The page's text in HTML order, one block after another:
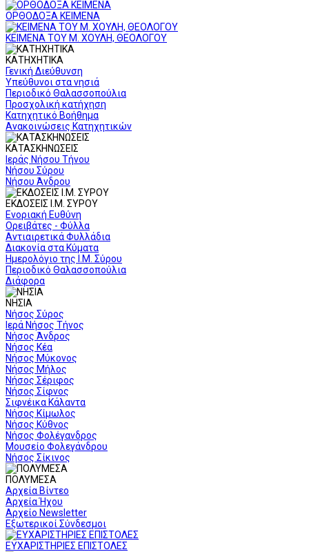
ΟΡΘΟΔΟΞΑ ΚΕΙΜΕΝΑ
ΚΕΙΜΕΝΑ ΤΟΥ Μ. ΧΟΥΛΗ, ΘΕΟΛΟΓΟΥ
ΚΑΤΗΧΗΤΙΚΑ
Γενική Διεύθυνση
Υπεύθυνοι στα νησιά
Περιοδικό Θαλασσοπούλια
Προσχολική κατήχηση
Κατηχητικό Βοήθημα
Ανακοινώσεις Κατηχητικών
ΚΑΤΑΣΚΗΝΩΣΕΙΣ
Ιεράς Νήσου Τήνου
Νήσου Σύρου
Νήσου Άνδρου
ΕΚΔΟΣΕΙΣ Ι.Μ. ΣΥΡΟΥ
Ενοριακή Ευθύνη
Ορειβάτες - Φύλλα
Αντιαιρετικά Φυλλάδια
Διακονία στα Κύματα
Ημερολόγιο της Ι.Μ. Σύρου
Περιοδικό Θαλασσοπούλια
Διάφορα
ΝΗΣΙΑ
Νήσος Σύρος
Ιερά Νήσος Τήνος
Νήσος Άνδρος
Νήσος Κέα
Νήσος Μύκονος
Νήσος Μήλος
Νήσος Σέριφος
Νήσος Σίφνος
Σιφνέικα Κάλαντα
Νήσος Κίμωλος
Νήσος Κύθνος
Νήσος Φολέγανδρος
Μουσείο Φολεγάνδρου
Νήσος Σίκινος
ΠΟΛΥΜΕΣΑ
Αρχεία Βίντεο
Αρχεία Ήχου
Αρχείο Newsletter
Εξωτερικοί Σύνδεσμοι
ΕΥΧΑΡΙΣΤΗΡΙΕΣ ΕΠΙΣΤΟΛΕΣ